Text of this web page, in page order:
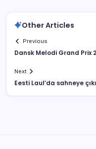
Other Articles
Previous
Dansk Melodi Grand Prix
Next
Eesti Laul’da sahneye